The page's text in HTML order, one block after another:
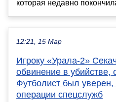
которая недавно
12:21, 15 Мар
Игроку «Урала-2»
обвинение в убийстве,
Футболист был уверен,
операции спецслужб